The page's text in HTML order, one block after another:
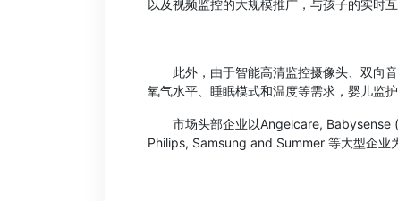
以及视频监控的大规模推广，与孩子的实时
此外，由于智能高清监控摄像头、双向音
氧气水平、睡眠模式和温度等需求，婴儿监
市场头部企业以Angelcare, Babysense
Philips, Samsung and Summer 等大型企业